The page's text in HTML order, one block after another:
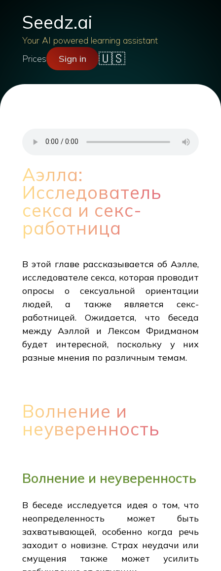
Seedz.ai
Your AI powered learning assistant
Prices
Sign in 🇺🇸
Аэлла:
Исследователь
секса и секс-
работница
В этой главе рассказывается об Аэлле,
исследователе секса, которая проводит
опросы о сексуальной ориентации
людей, а также является секс-
работницей. Ожидается, что беседа
между Аэллой и Лексом Фридманом
будет интересной, поскольку у них
разные мнения по различным темам.
Волнение и
неуверенность
Волнение и неуверенность
В беседе исследуется идея о том, что
неопределенность может быть
захватывающей, особенно когда речь
заходит о новизне. Страх неудачи или
смущения также может усилить